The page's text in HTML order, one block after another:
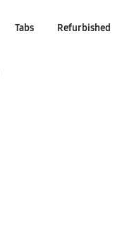
Tabs Refurbished